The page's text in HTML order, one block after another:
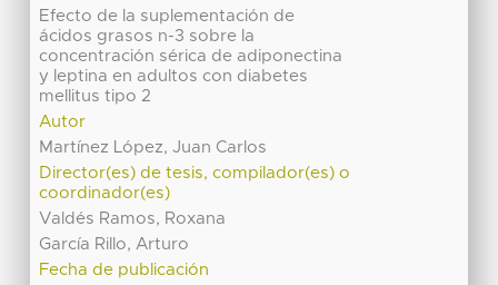
Efecto de la suplementación de
ácidos grasos n-3 sobre la
concentración sérica de adiponectina
y leptina en adultos con diabetes
mellitus tipo 2
Autor
Martínez López, Juan Carlos
Director(es) de tesis, compilador(es) o
coordinador(es)
Valdés Ramos, Roxana
García Rillo, Arturo
Fecha de publicación